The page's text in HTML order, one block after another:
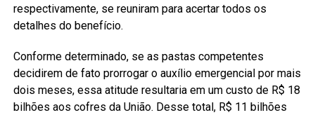
respectivamente, se reuniram para acertar todos os
detalhes do benefício.
Conforme determinado, se as pastas competentes
decidirem de fato prorrogar o auxílio emergencial por mais
dois meses, essa atitude resultaria em um custo de R$ 18
bilhões aos cofres da União. Desse total, R$ 11 bilhões